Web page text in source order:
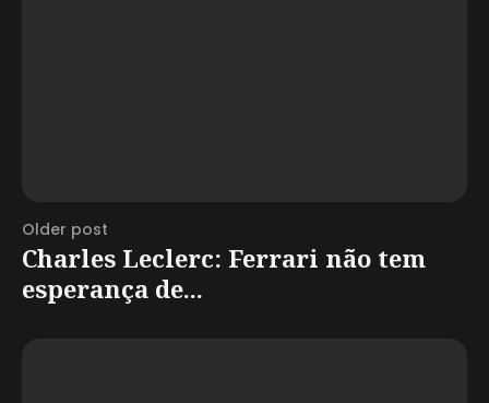
Older post
Charles Leclerc: Ferrari não tem
esperança de...